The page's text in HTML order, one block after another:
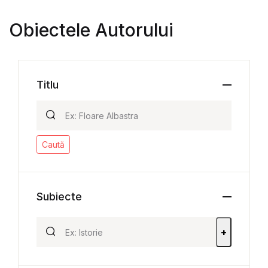
Obiectele Autorului
Titlu
Caută
Subiecte
+